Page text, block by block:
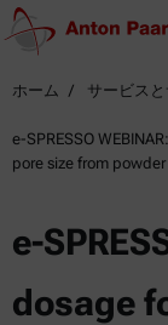
ホーム サービス
e-SPRESSO
pore size from
e-
dosage